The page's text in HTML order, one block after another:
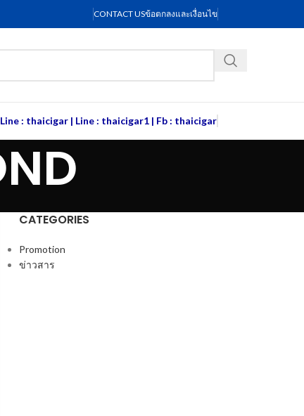
CONTACT USข้อตกลงและเงื่อนไข
Line : thaicigar | Line : thaicigar1 | Fb : thaicigar
CATEGORIES
Promotion
ข่าวสาร